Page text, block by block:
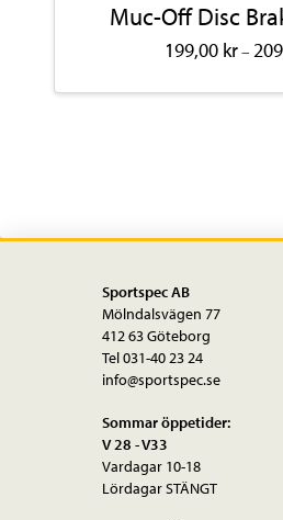
Muc-Off Disc
199,00 kr–
Den
Sportspec AB
Mölndalsvägen 77
412 63 Göteborg
Tel 031-40 23 24
info@sportspec.se
Sommar öppetider:
V 28 - V33
Vardagar 10-18
Lördagar STÄNGT